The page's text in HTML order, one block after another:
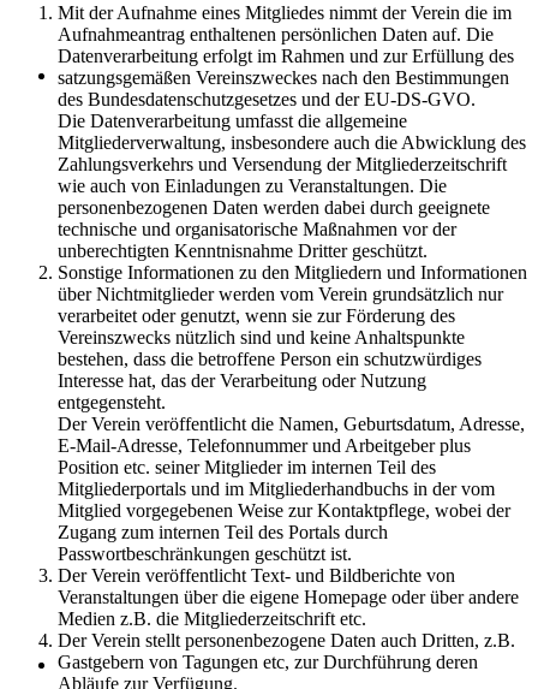
Mit der Aufnahme eines Mitgliedes nimmt der Verein die im
Aufnahmeantrag enthaltenen persönlichen Daten auf. Die
Datenverarbeitung erfolgt im Rahmen und zur Erfüllung des
satzungsgemäßen Vereinszweckes nach den Bestimmungen
des Bundesdatenschutzgesetzes und der EU-DS-GVO.
Die Datenverarbeitung umfasst die allgemeine
Mitgliederverwaltung, insbesondere auch die Abwicklung des
Zahlungsverkehrs und Versendung der Mitgliederzeitschrift
wie auch von Einladungen zu Veranstaltungen. Die
personenbezogenen Daten werden dabei durch geeignete
technische und organisatorische Maßnahmen vor der
unberechtigten Kenntnisnahme Dritter geschützt.
Sonstige Informationen zu den Mitgliedern und Informationen
über Nichtmitglieder werden vom Verein grundsätzlich nur
verarbeitet oder genutzt, wenn sie zur Förderung des
Vereinszwecks nützlich sind und keine Anhaltspunkte
bestehen, dass die betroffene Person ein schutzwürdiges
Interesse hat, das der Verarbeitung oder Nutzung
entgegensteht.
Der Verein veröffentlicht die Namen, Geburtsdatum, Adresse,
E-Mail-Adresse, Telefonnummer und Arbeitgeber plus
Position etc. seiner Mitglieder im internen Teil des
Mitgliederportals und im Mitgliederhandbuchs in der vom
Mitglied vorgegebenen Weise zur Kontaktpflege, wobei der
Zugang zum internen Teil des Portals durch
Passwortbeschränkungen geschützt ist.
Der Verein veröffentlicht Text- und Bildberichte von
Veranstaltungen über die eigene Homepage oder über andere
Medien z.B. die Mitgliederzeitschrift etc.
Der Verein stellt personenbezogene Daten auch Dritten, z.B.
Gastgebern von Tagungen etc, zur Durchführung deren
Abläufe zur Verfügung.